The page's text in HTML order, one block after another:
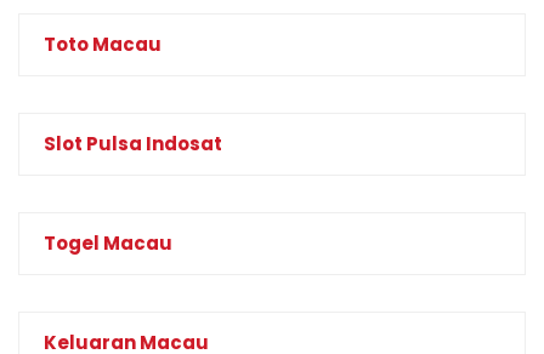
Toto Macau
Slot Pulsa Indosat
Togel Macau
Keluaran Macau